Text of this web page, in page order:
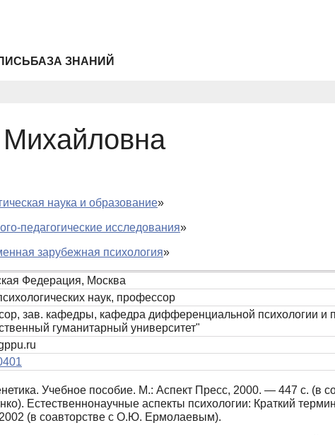
БАЗА ЗНАНИЙ
наука и образование»
педагогические исследования»
зарубежная психология»
Федерация, Москва
наук, профессор
зав. кафедры, кафедра дифференциальной психологии и
гуманитарный университет"
Учебное пособие. М.: Аспект Пресс, 2000. — 447 с. (в
Естественнонаучные аспекты психологии: Краткий
(в соавторстве с О.Ю. Ермолаевым).